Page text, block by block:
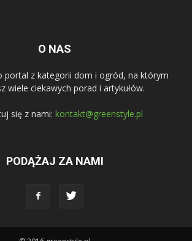
O NAS
portal z kategorii dom i ogród, na którym
wiele ciekawych porad i artykułów.
się z nami: kontakt@greenstyle.pl
PODĄŻAJ ZA NAMI